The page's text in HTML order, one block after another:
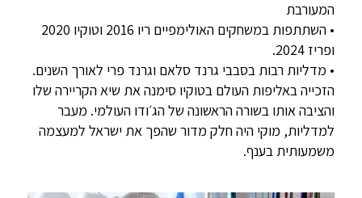
המעורבת
• השתתפות במשחקים האולימפיים ריו 2016 וטוקיו 2020
ופריז 2024.
• מדליות רבות בסבבי גרנד סלאם וגרנד פרי לאורך השנים.
הזכייה באליפות העולם בטוקיו סימנה את שיא הקריירה שלו
והציבה אותו בשורה הראשונה של הג׳ודו העולמי. מעבר
למדליות, מוקי היה חלק מדור שהפך את ישראל למעצמה
משמעותית בענף.